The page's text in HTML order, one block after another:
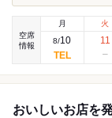
空席
情報
月
8/10
火
11
おいしいお店を